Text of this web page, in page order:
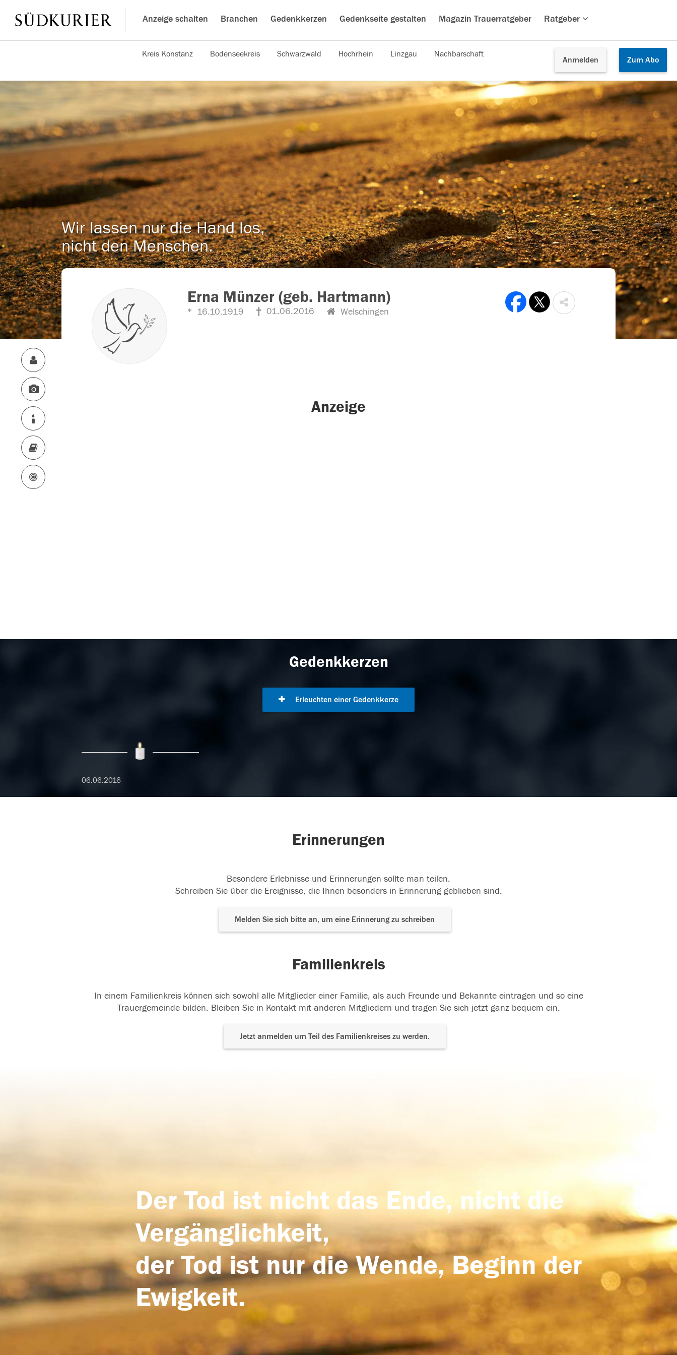
Anzeige schalten Branchen Gedenkkerzen Gedenkseite gestalten Magazin Trauerratgeber Ratgeber
Anmelden Zum Abo
Kreis Konstanz Bodenseekreis Schwarzwald Hochrhein Linzgau Nachbarschaft
Wir lassen nur die Hand los,
nicht den Menschen.
Erna Münzer (geb. Hartmann)
16.10.1919 01.06.2016 Welschingen
Anzeige
Gedenkkerzen
Erleuchten einer Gedenkkerze
06.06.2016
Erinnerungen
Besondere Erlebnisse und Erinnerungen sollte man teilen.
Schreiben Sie über die Ereignisse, die Ihnen besonders in Erinnerung geblieben sind.
Melden Sie sich bitte an, um eine Erinnerung zu schreiben
Familienkreis
In einem Familienkreis können sich sowohl alle Mitglieder einer Familie, als auch Freunde und Bekannte eintragen und so eine
Trauergemeinde bilden. Bleiben Sie in Kontakt mit anderen Mitgliedern und tragen Sie sich jetzt ganz bequem ein.
Jetzt anmelden um Teil des Familienkreises zu werden.
Der Tod ist nicht das Ende, nicht die
Vergänglichkeit,
der Tod ist nur die Wende, Beginn der
Ewigkeit.